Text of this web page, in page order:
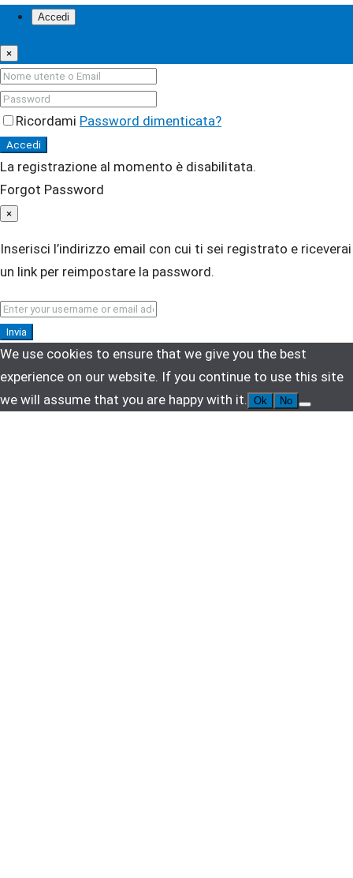
Accedi
×
Ricordami Password dimenticata?
Accedi
La registrazione al momento è disabilitata.
Forgot Password
×
Inserisci l’indirizzo email con cui ti sei registrato e riceverai
un link per reimpostare la password.
Invia
We use cookies to ensure that we give you the best
experience on our website. If you continue to use this site
we will assume that you are happy with it.
Ok No